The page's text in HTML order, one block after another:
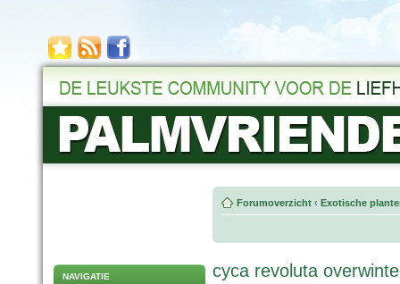
NAVIGATIE
Forumoverzicht ‹ Exotische
cyca revoluta